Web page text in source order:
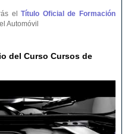
elTítulo Oficial de Formación
Automóvil
del Curso Cursos de